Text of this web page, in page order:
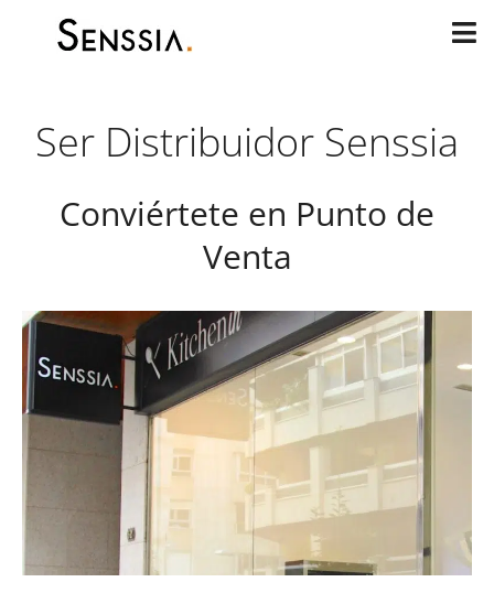
Ser Distribuidor Senssia
Conviértete en Punto de
Venta